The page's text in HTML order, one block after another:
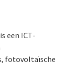
een ICT-
fotovoltaïsche